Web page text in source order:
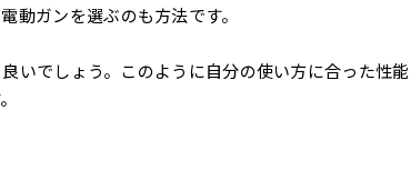
動ガンを選ぶのも方法です。
いでしょう。このように自分の使い方に合った性能